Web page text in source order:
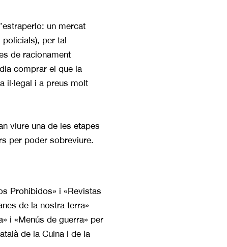
un mercat
per tal
de racionament
comprar el que la
il·legal i a preus molt
viure una de les eta­pes
per poder sobreviure.
Prohibidos» i «Revistas
de la nostra terra»
i «Menús de guerra» per
de la Cuina i de la